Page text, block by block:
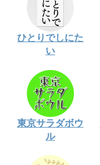
ひとりでしにた
い
東京サラダボウ
ル